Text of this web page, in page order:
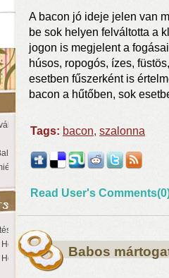
egy városnyi élmény
partján a nyár még tart!
a Sziget!
nélkül
Hollandia
Hollandia
A bacon jó ideje jelen van
be sok helyen felváltotta a
jogon is megjelent a
húsos, ropogós, ízes,
esetben fűszerként is
bacon a hűtőben, sok
Tags: bacon, szalonna
Read User's
Babos